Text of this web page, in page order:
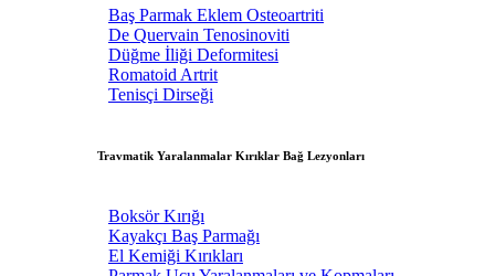
Baş Parmak Eklem Osteoartriti
De Quervain Tenosinoviti
Düğme İliği Deformitesi
Romatoid Artrit
Tenisçi Dirseği
Travmatik Yaralanmalar Kırıklar Bağ Lezyonları
Boksör Kırığı
Kayakçı Baş Parmağı
El Kemiği Kırıkları